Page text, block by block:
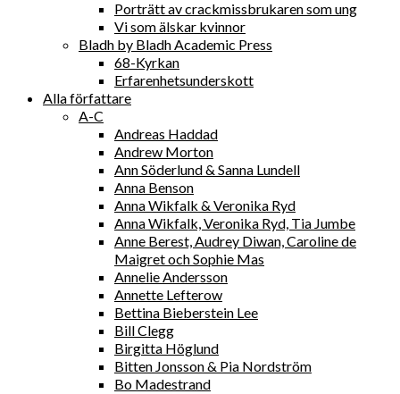
Porträtt av crackmissbrukaren som ung
Vi som älskar kvinnor
Bladh by Bladh Academic Press
68-Kyrkan
Erfarenhetsunderskott
Alla författare
A-C
Andreas Haddad
Andrew Morton
Ann Söderlund & Sanna Lundell
Anna Benson
Anna Wikfalk & Veronika Ryd
Anna Wikfalk, Veronika Ryd, Tia Jumbe
Anne Berest, Audrey Diwan, Caroline de
Maigret och Sophie Mas
Annelie Andersson
Annette Lefterow
Bettina Bieberstein Lee
Bill Clegg
Birgitta Höglund
Bitten Jonsson & Pia Nordström
Bo Madestrand